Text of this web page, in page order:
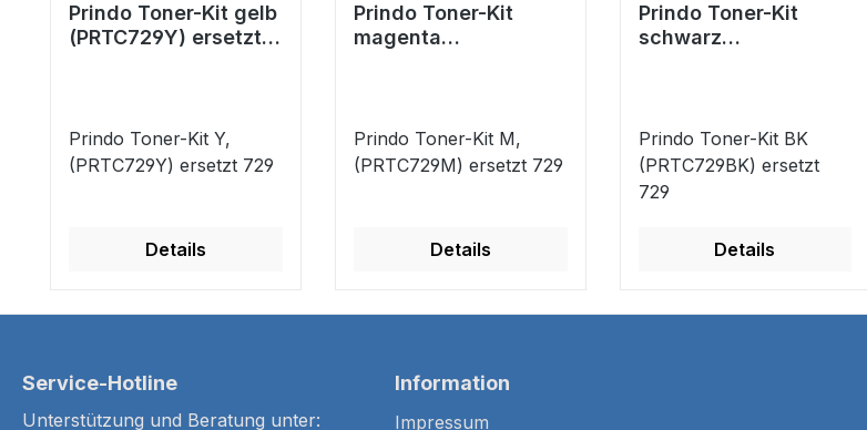
Prindo Toner-Kit gelb
(PRTC729Y) ersetzt
Prindo Toner-Kit Y,
(PRTC729Y) ersetzt 729
Details
Prindo Toner-Kit
magenta
Prindo Toner-Kit M,
(PRTC729M) ersetzt 729
Details
Prindo Toner-Kit
schwarz
Prindo Toner-Kit BK
(PRTC729BK) ersetzt
729
Details
Service-Hotline
Unterstützung und Beratung unter:
Information
Impressum